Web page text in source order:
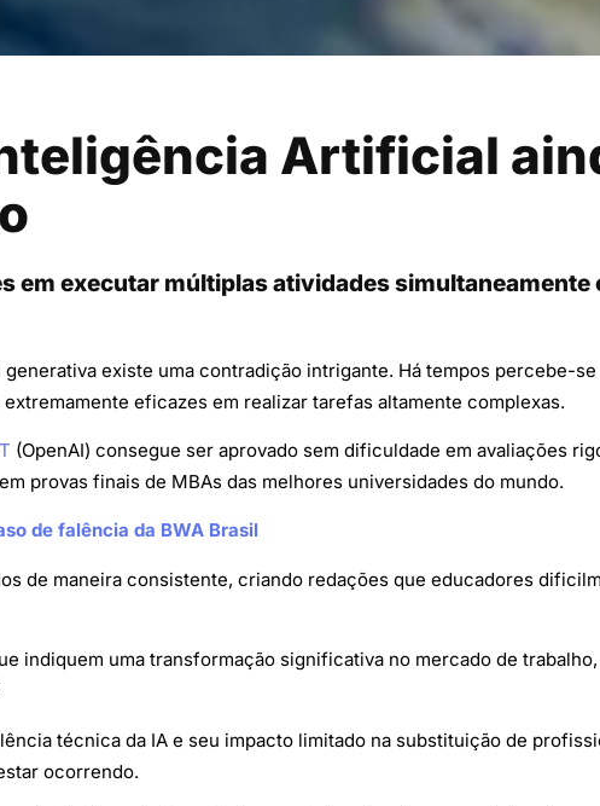
Artificial
em executar múltiplas atividades
existe uma contradição intrigante. Há tempos percebe-
eficazes em realizar tarefas altamente complexas.
(OpenAI) consegue ser aprovado sem dificuldade em avaliações
provas finais de MBAs das melhores universidades do mundo.
de falência da BWA Brasil
de maneira consistente, criando redações que educadores
indiquem uma transformação significativa no mercado de
técnica da IA e seu impacto limitado na substituição de
ocorrendo.